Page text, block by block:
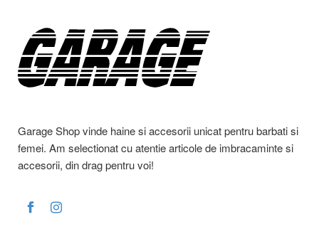
Garage Shop vinde haine si accesorii unicat pentru barbati si
femei. Am selectionat cu atentie articole de imbracaminte si
accesorii, din drag pentru voi!